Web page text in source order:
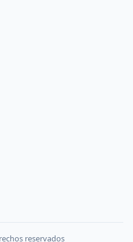
reservados